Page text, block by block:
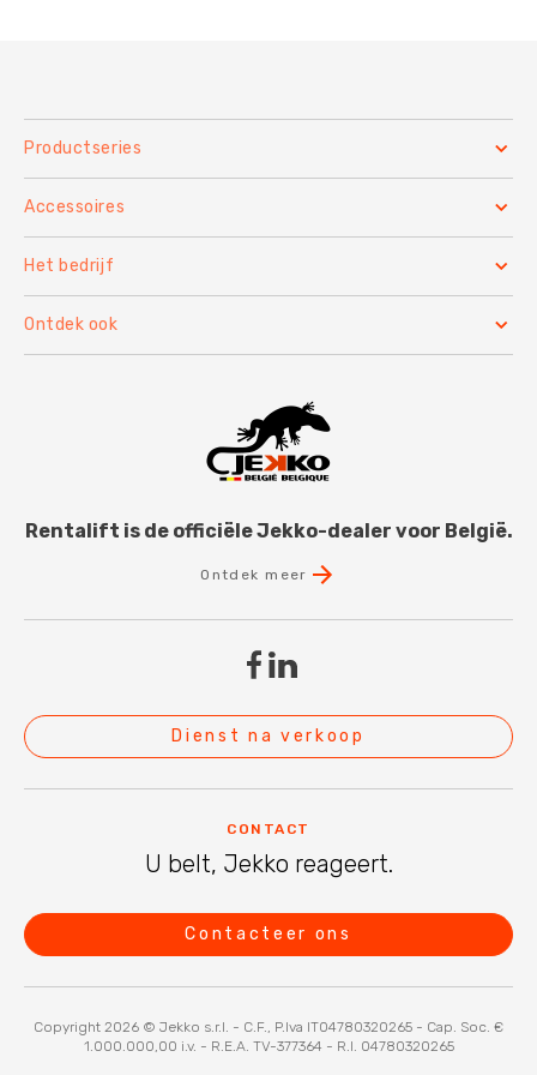
Productseries
Accessoires
Het bedrijf
Ontdek ook
Rentalift is de officiële Jekko-dealer voor België.
Ontdek meer
Dienst na verkoop
CONTACT
U belt, Jekko reageert.
Contacteer ons
Copyright 2026 © Jekko s.r.l. - C.F., P.Iva IT04780320265 - Cap. Soc. €
1.000.000,00 i.v. - R.E.A. TV-377364 - R.I. 04780320265